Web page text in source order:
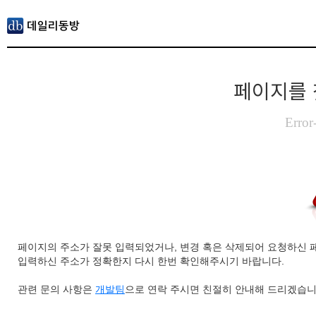
페이지를
페이지의 주소가 잘못 입력되었거나, 변경 혹은 삭제되어 요청하신
입력하신 주소가 정확한지 다시 한번 확인해주시기 바랍니다.
관련 문의 사항은 개발팀 으로 연락 주시면 친절히 안내해 드리겠습